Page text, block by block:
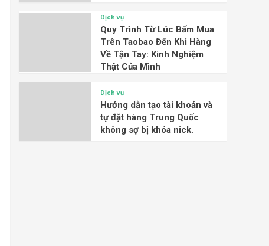
Dịch vụ
Quy Trình Từ Lúc Bấm Mua
Trên Taobao Đến Khi Hàng
Về Tận Tay: Kinh Nghiệm
Thật Của Mình
Dịch vụ
Hướng dẫn tạo tài khoản và
tự đặt hàng Trung Quốc
không sợ bị khóa nick.